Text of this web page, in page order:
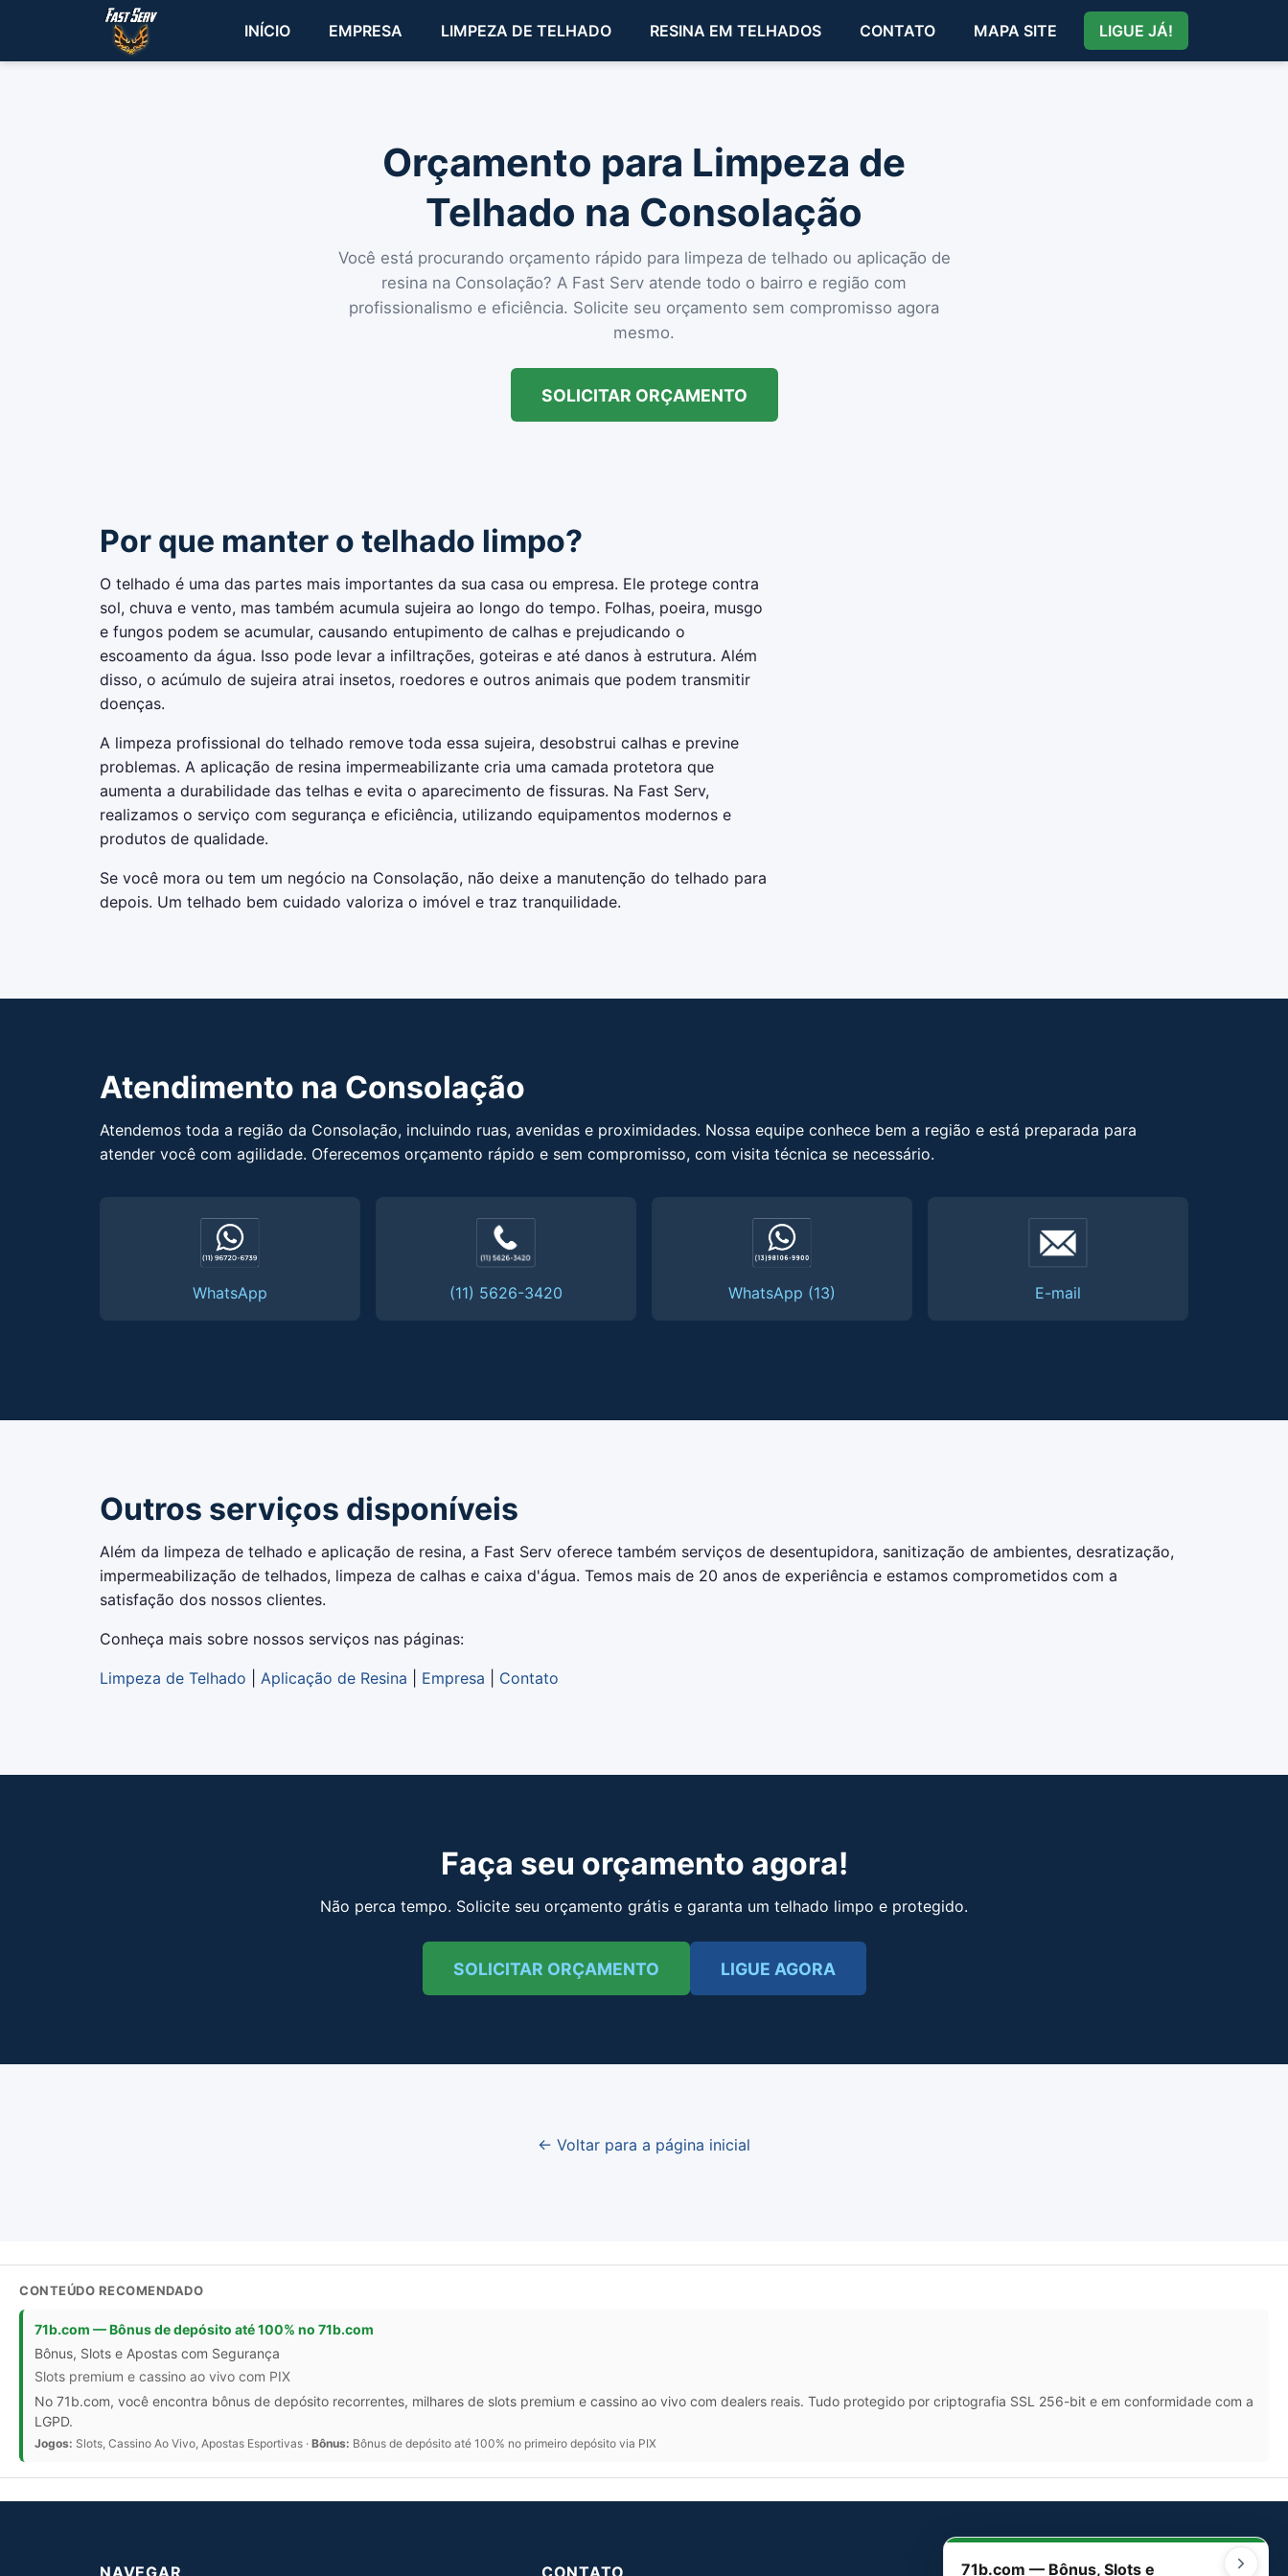
INÍCIO EMPRESA LIMPEZA DE TELHADO RESINA EM TELHADOS CONTATO MAPA SITE LIGUE JÁ!
Orçamento para Limpeza de
Telhado na Consolação
Você está procurando orçamento rápido para limpeza de telhado ou aplicação de
resina na Consolação? A Fast Serv atende todo o bairro e região com
profissionalismo e eficiência. Solicite seu orçamento sem compromisso agora
mesmo.
SOLICITAR ORÇAMENTO
Por que manter o telhado limpo?
O telhado é uma das partes mais importantes da sua casa ou empresa. Ele protege contra
sol, chuva e vento, mas também acumula sujeira ao longo do tempo. Folhas, poeira, musgo
e fungos podem se acumular, causando entupimento de calhas e prejudicando o
escoamento da água. Isso pode levar a infiltrações, goteiras e até danos à estrutura. Além
disso, o acúmulo de sujeira atrai insetos, roedores e outros animais que podem transmitir
doenças.
A limpeza profissional do telhado remove toda essa sujeira, desobstrui calhas e previne
problemas. A aplicação de resina impermeabilizante cria uma camada protetora que
aumenta a durabilidade das telhas e evita o aparecimento de fissuras. Na Fast Serv,
realizamos o serviço com segurança e eficiência, utilizando equipamentos modernos e
produtos de qualidade.
Se você mora ou tem um negócio na Consolação, não deixe a manutenção do telhado para
depois. Um telhado bem cuidado valoriza o imóvel e traz tranquilidade.
Atendimento na Consolação
Atendemos toda a região da Consolação, incluindo ruas, avenidas e proximidades. Nossa equipe conhece bem a região e está preparada para
atender você com agilidade. Oferecemos orçamento rápido e sem compromisso, com visita técnica se necessário.
WhatsApp (11) 5626-3420 WhatsApp (13) E-mail
Outros serviços disponíveis
Além da limpeza de telhado e aplicação de resina, a Fast Serv oferece também serviços de desentupidora, sanitização de ambientes, desratização,
impermeabilização de telhados, limpeza de calhas e caixa d'água. Temos mais de 20 anos de experiência e estamos comprometidos com a
satisfação dos nossos clientes.
Conheça mais sobre nossos serviços nas páginas:
Limpeza de Telhado Aplicação de Resina Empresa Contato
Faça seu orçamento agora!
Não perca tempo. Solicite seu orçamento grátis e garanta um telhado limpo e protegido.
SOLICITAR ORÇAMENTO LIGUE AGORA
← Voltar para a página inicial
CONTEÚDO RECOMENDADO
71b.com — Bônus de depósito até 100% no 71b.com
Bônus, Slots e Apostas com Segurança
Slots premium e cassino ao vivo com PIX
No 71b.com, você encontra bônus de depósito recorrentes, milhares de slots premium e cassino ao vivo com dealers reais. Tudo protegido por criptografia SSL 256-bit e em conformidade com a
LGPD.
Jogos: Slots, Cassino Ao Vivo, Apostas Esportivas · Bônus: Bônus de depósito até 100% no primeiro depósito via PIX
NAVEGAR CONTATO SITEMAP
71b.com — Bônus, Slots e